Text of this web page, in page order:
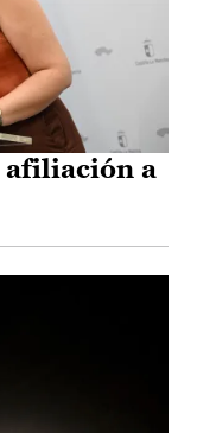
afiliación a